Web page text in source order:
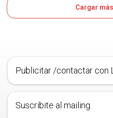
Cargar
Publicitar /contactar con
Suscribite al mailing.